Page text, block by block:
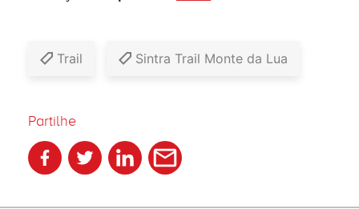
Trail Sintra Trail Monte da Lua
Partilhe